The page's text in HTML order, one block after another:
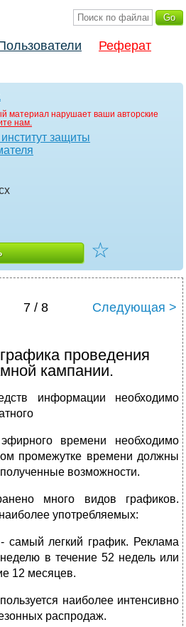
Реферат
материал нарушает ваши авторские
нам.
защиты
☆
7 / 8 Следующая >
проведения
кампании.
информации необходимо
времени необходимо
промежутке времени должны
возможности.
много видов графиков.
употребляемых:
самый легкий график. Реклама
в течение 52 недель или
12 месяцев.
наиболее интенсивно
распродаж.